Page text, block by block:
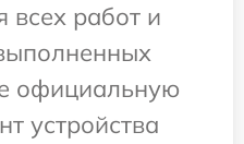
всех работ и
официальную
устройства